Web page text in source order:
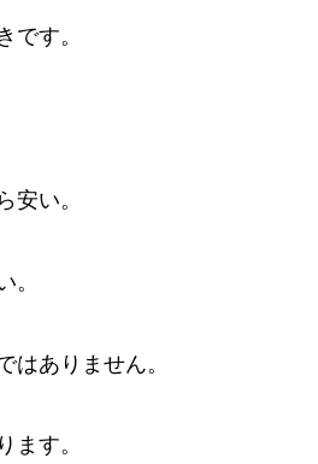
です。
安い。
。
はありません。
ます。